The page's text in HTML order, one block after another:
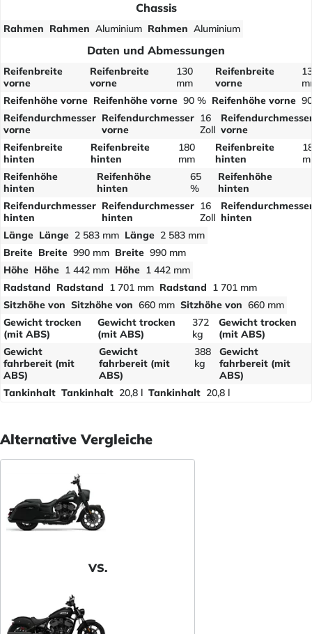
Chassis
Rahmen Rahmen Aluminium Rahmen Aluminium
Daten und Abmessungen
Reifenbreite
vorne
Reifenbreite
vorne
130
mm
Reifenbreite
vorne
Reifenhöhe vorne Reifenhöhe vorne 90 % Reifenhöhe vorne
Reifendurchmesser
vorne
Reifendurchmesser
vorne
16
Zoll vorne
Reifenbreite
hinten
Reifenbreite
hinten
180
mm
Reifenbreite
hinten
Reifenhöhe
hinten
Reifenhöhe
hinten
65
%
Reifenhöhe
hinten
Reifendurchmesser
hinten
Reifendurchmesser
hinten
16
Zoll hinten
Länge Länge 2 583 mm Länge 2 583 mm
Breite Breite 990 mm Breite 990 mm
Höhe Höhe 1 442 mm Höhe 1 442 mm
Radstand Radstand 1 701 mm Radstand 1 701 mm
Sitzhöhe von Sitzhöhe von 660 mm Sitzhöhe von 660 mm
Gewicht trocken
(mit ABS)
Gewicht trocken
(mit ABS)
372
kg
Gewicht trocken
(mit ABS)
Gewicht
fahrbereit (mit
ABS)
Gewicht
fahrbereit (mit
ABS)
388
kg
Gewicht
fahrbereit (mit
ABS)
Tankinhalt Tankinhalt 20,8 l Tankinhalt 20,8 l
Alternative Vergleiche
VS.